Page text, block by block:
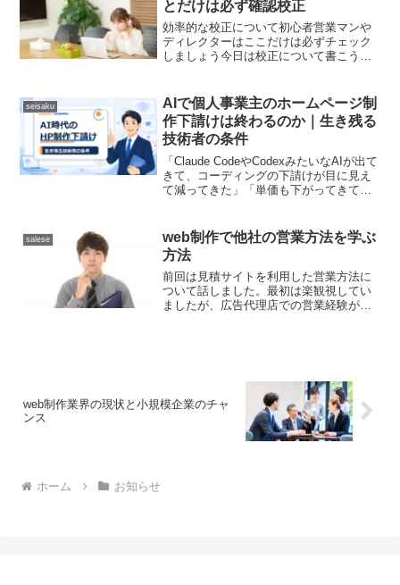
とだけは必ず確認校正
効率的な校正について初心者営業マンや
ディレクターはここだけは必ずチェック
しましょう今日は校正について書こうと
の営業職に従事していました。この求人
広告の営業の仕事では...
seisaku
AIで個人事業主のホームページ制
作下請けは終わるのか｜生き残る
技術者の条件
「Claude CodeやCodexみたいなAIが出て
きて、コーディングの下請けが目に見え
て減ってきた」「単価も下がってきて、
けやコーディングを請けている個人事業
主の方...
salese
web制作で他社の営業方法を学ぶ
方法
前回は見積サイトを利用した営業方法に
ついて話しました。最初は楽観視してい
ましたが、広告代理店での営業経験があ
web制作業界の現状と小規模企業のチャ
ンス
ホーム お知らせ